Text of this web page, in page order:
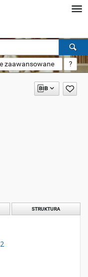
zaawansowane ?
STRUKTURA